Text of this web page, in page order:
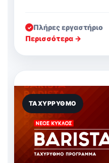
✓ Πλήρες εργαστήριο
Περισσότερα →
ΤΑΧΎΡΡΥΘΜΟ